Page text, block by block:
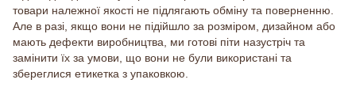
товари належної якості не підлягають обміну та поверненню.
Але в разі, якщо вони не підійшло за розміром, дизайном або
мають дефекти виробництва, ми готові піти назустріч та
замінити їх за умови, що вони не були використані та
збереглися етикетка з упаковкою.